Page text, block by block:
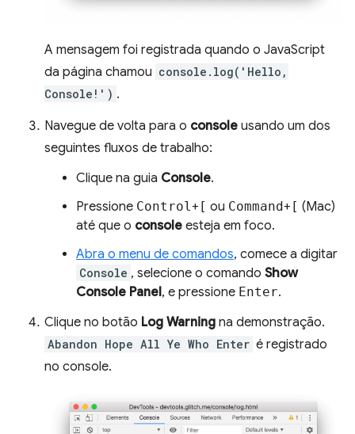
A mensagem foi registrada quando o JavaScript
da página chamou console.log('Hello,
Console!') .
Navegue de volta para o console usando um dos
seguintes fluxos de trabalho:
Clique na guia Console.
Pressione Control+ [ ou Command+ [ (Mac)
até que o console esteja em foco.
Abra o menu de comandos, comece a digitar
Console , selecione o comando Show
Console Panel, e pressione Enter.
Clique no botão Log Warning na demonstração.
Abandon Hope All Ye Who Enter é registrado
no console.